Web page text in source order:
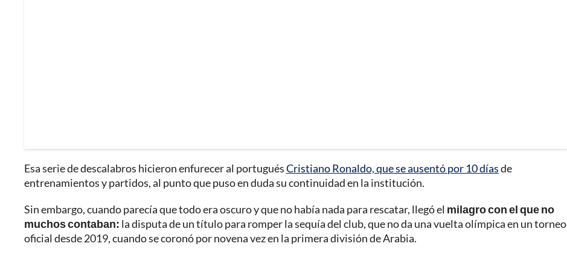
Esa serie de descalabros hicieron enfurecer al portuguésCristiano Ronaldo, que se ausentó por 10 díasde
entrenamientos y partidos, al punto que puso en duda su continuidad en la institución.
Sin embargo, cuando parecía que todo era oscuro y que no había nada para rescatar, llegó el milagro con el que no
muchos contaban: la disputa de un título para romper la sequía del club, que no da una vuelta olímpica en un torneo
oficial desde 2019, cuando se coronó por novena vez en la primera división de Arabia.